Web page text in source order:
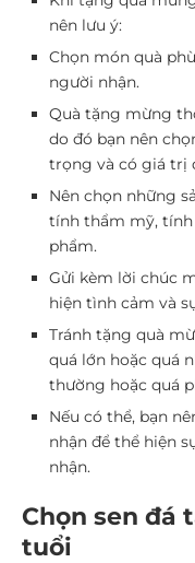
nên lưu ý:
Chọn món quà
người nhận.
Quà tặng mừng
do đó bạn nên
trọng và có giá trị
Nên chọn những
tính thẩm mỹ,
phẩm.
Gửi kèm lời chúc
hiện tình cảm và
Tránh tặng quà
quá lớn hoặc quá
thường hoặc quá
Nếu có thể, bạn
nhận để thể hiện
nhận.
Chọn sen đá
tuổi